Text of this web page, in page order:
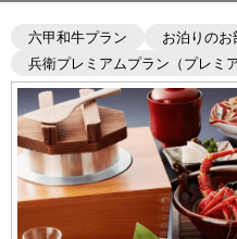
六甲和牛プラン お泊りの
兵衛プレミアムプラン（プレミ